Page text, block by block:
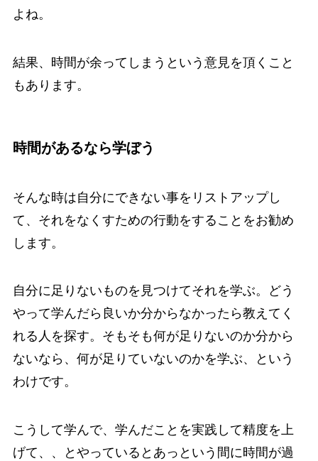
よね。
結果、時間が余ってしまうという意見を頂くこと
もあります。
時間があるなら学ぼう
そんな時は自分にできない事をリストアップし
て、それをなくすための行動をすることをお勧め
します。
自分に足りないものを見つけてそれを学ぶ。どう
やって学んだら良いか分からなかったら教えてく
れる人を探す。そもそも何が足りないのか分から
ないなら、何が足りていないのかを学ぶ、という
わけです。
こうして学んで、学んだことを実践して精度を上
げて、、とやっているとあっという間に時間が過